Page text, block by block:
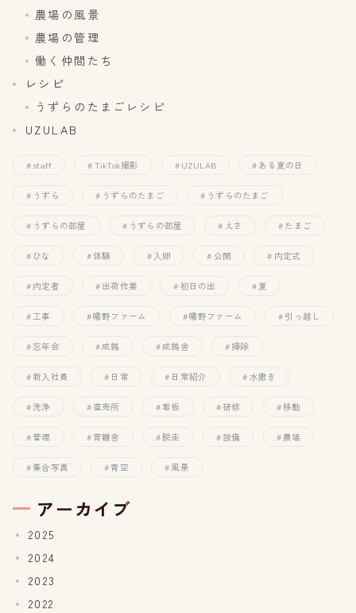
農場の風景
農場の管理
働く仲間たち
レシピ
うずらのたまごレシピ
UZULAB
staff TikTok撮影 UZULAB ある夏の日
うずら うずらのたまご うずらのたまご
うずらの部屋 うずらの部屋 えさ たまご
ひな 体験 入卵 公開 内定式
内定者 出荷作業 初日の出 夏
工事 幡野ファーム 幡野ファーム 引っ越し
忘年会 成鶉 成鶉舎 掃除
新入社員 日常 日常紹介 水撒き
洗浄 直売所 看板 研修 移動
管理 育雛舎 脱走 設備 農場
集合写真 青空 風景
アーカイブ
2025
2024
2023
2022